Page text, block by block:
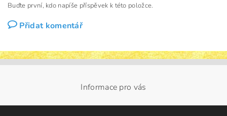
Buďte první, kdo napíše příspěvek k této položce.
Přidat komentář
Informace pro vás